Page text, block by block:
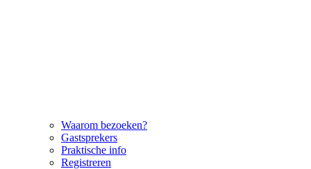
Waarom bezoeken?
Gastsprekers
Praktische info
Registreren